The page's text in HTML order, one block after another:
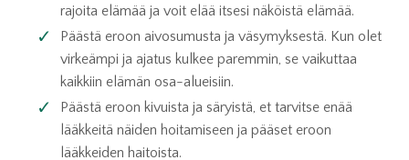
rajoita elämää ja voit elää itsesi näköistä elämää.
Päästä eroon aivosumusta ja väsymyksestä. Kun olet
virkeämpi ja ajatus kulkee paremmin, se vaikuttaa
kaikkiin elämän osa-alueisiin.
Päästä eroon kivuista ja säryistä, et tarvitse enää
lääkkeitä näiden hoitamiseen ja pääset eroon
lääkkeiden haitoista.